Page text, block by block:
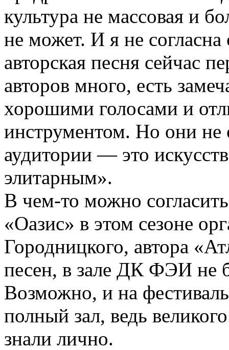
культура не массовая и
не может. И я не согласна
авторская песня сейчас
авторов много, есть
хорошими голосами и
инструментом. Но они не
аудитории — это
элитарным».
В чем­-то можно
«Оазис» в этом сезоне
Городницкого, автора
песен, в зале ДК ФЭИ не
Возможно, и на
полный зал, ведь
знали лично.